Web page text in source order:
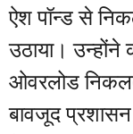
ऐश पॉन्ड से
उठाया। उन्होंने
ओवरलोड
बावजूद प्रशासन